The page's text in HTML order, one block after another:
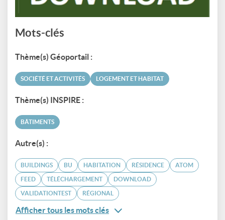
Mots-clés
Thème(s) Géoportail :
SOCIÉTÉ ET ACTIVITÉS LOGEMENT ET HABITAT
Thème(s) INSPIRE :
BÂTIMENTS
Autre(s) :
BUILDINGS BU HABITATION RÉSIDENCE ATOM
FEED TÉLÉCHARGEMENT DOWNLOAD
VALIDATIONTEST RÉGIONAL
Afficher tous les mots clés